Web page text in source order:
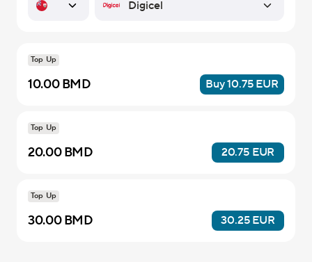
Top Up
10.00 BMD Buy 10.75 EUR
Top Up
20.00 BMD 20.75 EUR
Top Up
30.00 BMD 30.25 EUR